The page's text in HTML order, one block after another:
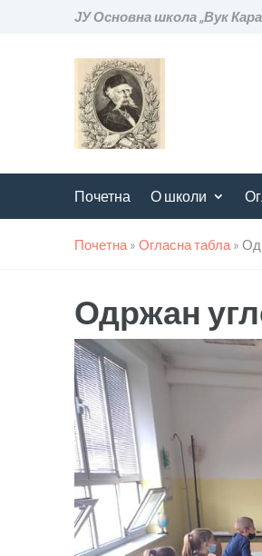
ЈУ Основна школа „Вук
Почетна О школи
Почетна » Огласна табла »
Одржан